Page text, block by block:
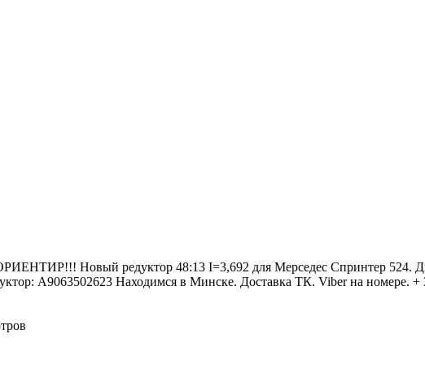
Новый редуктор 48:13 I=3,692 для Мерседес Спринтер 524.
A9063502623 Находимся в Минске. Доставка ТК. Viber на номере.